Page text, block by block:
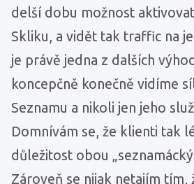
delší dobu možnost
Skliku, a vidět tak traffic na
je právě jedna z dalších
koncepčně konečně vidíme
Seznamu a nikoli jen jeho
Domnívám se, že klienti tak
důležitost obou
Zároveň se nijak netajím tím,